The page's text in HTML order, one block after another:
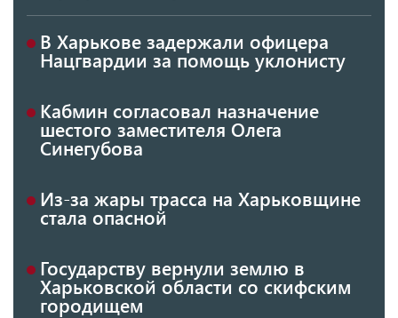
В Харькове задержали офицера
Нацгвардии за помощь уклонисту
Кабмин согласовал назначение
шестого заместителя Олега
Синегубова
Из-за жары трасса на Харьковщине
стала опасной
Государству вернули землю в
Харьковской области со скифским
городищем